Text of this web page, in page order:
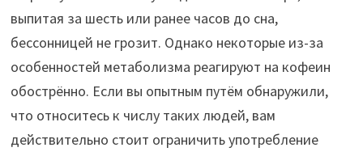
выпитая за шесть или ранее часов до сна,
бессонницей не грозит. Однако некоторые из-за
особенностей метаболизма реагируют на кофеин
обострённо. Если вы опытным путём обнаружили,
что относитесь к числу таких людей, вам
действительно стоит ограничить употребление